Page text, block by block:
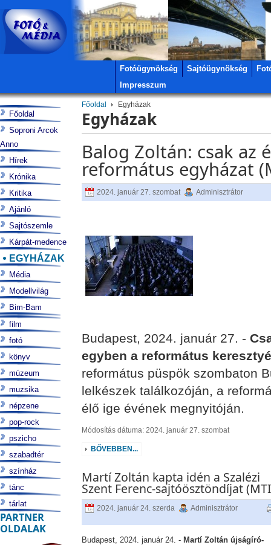
Fotóügynökség Sajtóügynökség
Impresszum
Főoldal Egyházak
Egyházak
Balog Zoltán: csak az
református egyházat
2024. január 27. szombat Adminisztrátor
Budapest, 2024. január 27. -
egyben a református
református püspök szombaton
lelkészek találkozóján, a
élő ige évének megnyitóján.
Módosítás dátuma: 2024. január 27. szombat
BŐVEBBEN...
Martí Zoltán kapta idén a Szalézi
Szent Ferenc-sajtóösztöndíjat
2024. január 24. szerda Adminisztrátor
Budapest, 2024. január 24. - Martí Zoltán újságíró-
Főoldal
Soproni Arcok
Anno
Hírek
Krónika
Kritika
Ajánló
Sajtószemle
Kárpát-medence
EGYHÁZAK
Média
Modellvilág
Bim-Bam
film
fotó
könyv
múzeum
muzsika
népzene
pop-rock
pszicho
szabadtér
színház
tánc
tárlat
PARTNER
OLDALAK